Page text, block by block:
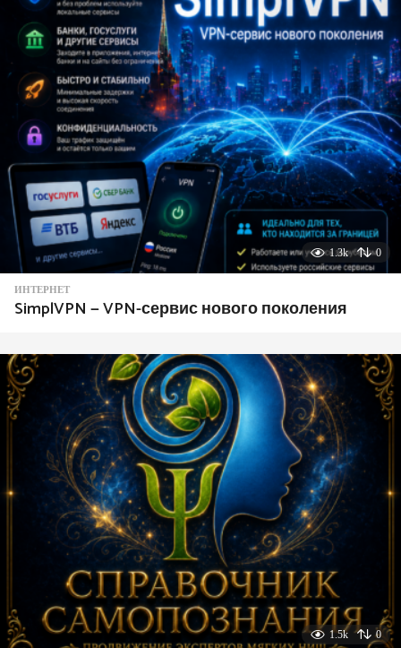
1.3k 0
ИНТЕРНЕТ
SimplVPN — VPN-сервис нового поколения
1.5k 0